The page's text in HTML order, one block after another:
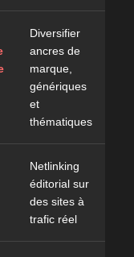
Diversifier
ancres de
marque,
génériques
et
thématiques
Netlinking
éditorial sur
des sites à
trafic réel